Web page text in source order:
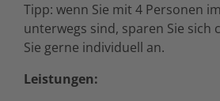
Tipp: wenn Sie mit 4 Personen
unterwegs sind, sparen Sie sich
Sie gerne individuell an.
Leistungen: